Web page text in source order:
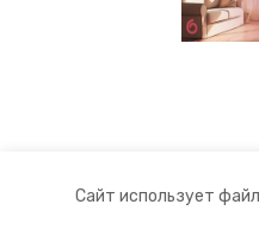
Сайт использует